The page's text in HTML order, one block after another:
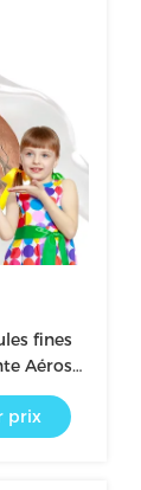
fines
Aérosol
prix